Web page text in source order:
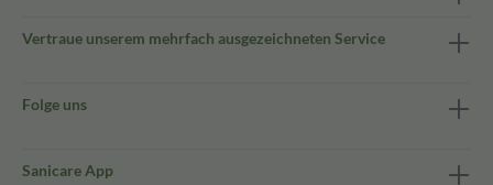
Vertraue unserem mehrfach ausgezeichneten Service
Folge uns
Sanicare App